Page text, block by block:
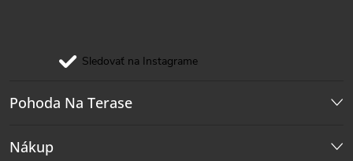
Sledovať na Instagrame
Pohoda Na Terase
Nákup